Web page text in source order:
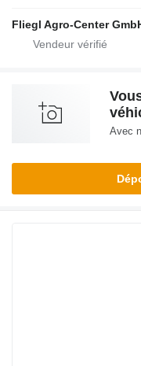
Fliegl Agro-Center
Avec